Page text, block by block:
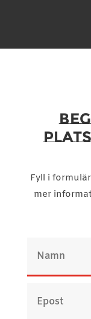
Fyll i
mer